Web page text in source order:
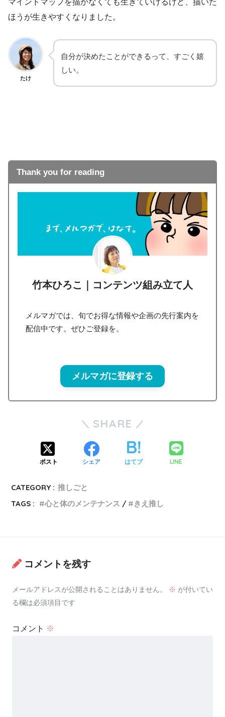
マインドマップを描かなくても生きていけるけど、描いた
ほうが生きやすくなりました。
たけ
自分が決めたことができるって、すごく嬉
しい。
Thank you for reading
竹本ひろこ｜コンテンツ組み立て人
メルマガでは、旬でお得な情報や企画の先行案内を
配信中です。ぜひご登録を。
メルマガに登録する
SHARE
ポスト シェア はてブ LINE
CATEGORY : 推しごと
TAGS :
心と体のメンテナンス きえ推し
コメントを残す
メールアドレスが公開されることはありません。 ※ が付いてい
る欄は必須項目です
コメント ※